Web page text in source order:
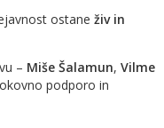
ostane živ in
– Miše Šalamun, Vilme
podporo in